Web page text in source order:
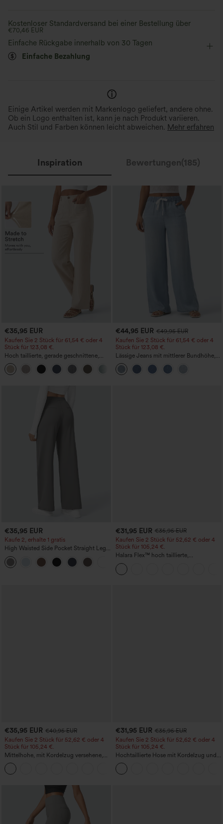
mit hohem Bund
Kostenloser Standardversand bei einer Bestellung über
€70,46 EUR
Einfache Rückgabe innerhalb von 30 Tagen
Einfache Bezahlung
Einige Artikel werden mit Markenlogo geliefert, andere ohne.
Ob ein Logo enthalten ist, kann je nach Produkt variieren.
Auch Stil und Farben können leicht abweichen. Mehr erfahren
Inspiration Bewertungen(185)
€35,95 EUR
Kaufen Sie 2 Stück für 61,54 € oder 4
Stück für 123,08 €.
Hoch taillierte, gerade geschnittene,
legere Leinen-Optik-Hose mit Taschen
+5
€44,95 EUR €49,95 EUR
Kaufen Sie 2 Stück für 61,54 € oder 4
Stück für 123,08 €.
Lässige Jeans mit mittlerer Bundhöhe,
Kordelzug und Taschen
€35,95 EUR
Kaufe 2, erhalte 1 gratis
High Waisted Side Pocket Straight Leg
Work Pants
€31,95 EUR €35,95 EUR
Kaufen Sie 2 Stück für 52,62 € oder 4
Stück für 105,24 €.
Halara Flex™ hoch taillierte,
figurformende Arbeitshose, die die Taille
schmaler wirken lässt, mit Taschen,
weitem Bein und Mikro-Waffelstruktur
€35,95 EUR €40,95 EUR
Kaufen Sie 2 Stück für 52,62 € oder 4
Stück für 105,24 €.
Mittelhohe, mit Kordelzug versehene,
schnelltrocknende Golfhose mit schmal
zulaufendem Schnitt, abgerundetem
Saum und Taschen – UPF 40+
€31,95 EUR €35,95 EUR
Kaufen Sie 2 Stück für 52,62 € oder 4
Stück für 105,24 €.
Hochtaillierte Hose mit Kordelzug und
Taschen, weitem Bein, lässig und locker
in Leinenoptik